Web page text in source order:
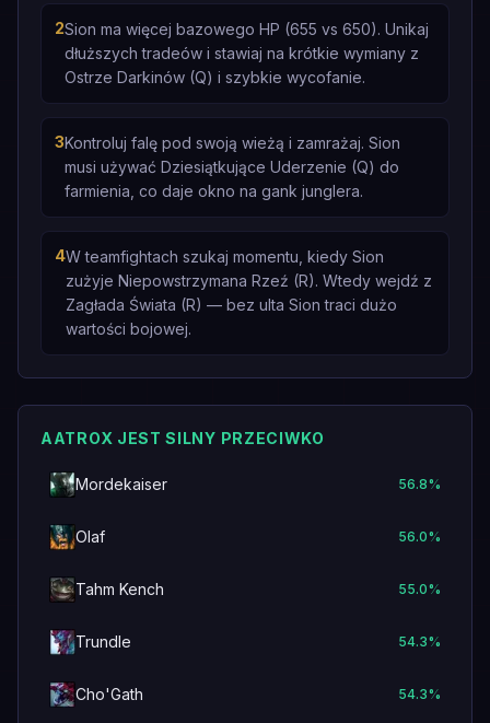
2Sion ma więcej bazowego HP (655 vs 650). Unikaj
dłuższych tradeów i stawiaj na krótkie wymiany z
Ostrze Darkinów (Q) i szybkie wycofanie.
3Kontroluj falę pod swoją wieżą i zamrażaj. Sion
musi używać Dziesiątkujące Uderzenie (Q) do
farmienia, co daje okno na gank junglera.
4W teamfightach szukaj momentu, kiedy Sion
zużyje Niepowstrzymana Rzeź (R). Wtedy wejdź z
Zagłada Świata (R) — bez ulta Sion traci dużo
wartości bojowej.
AATROX JEST SILNY PRZECIWKO
Mordekaiser 56.8%
Olaf 56.0%
Tahm Kench 55.0%
Trundle 54.3%
Cho'Gath 54.3%